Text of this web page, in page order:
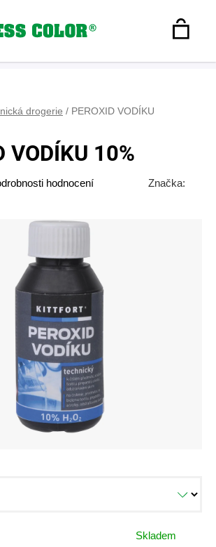
Hledat
drogerie / PEROXID VODÍKU
Skladem
VODÍKU 10%
hodnocení
Značka: